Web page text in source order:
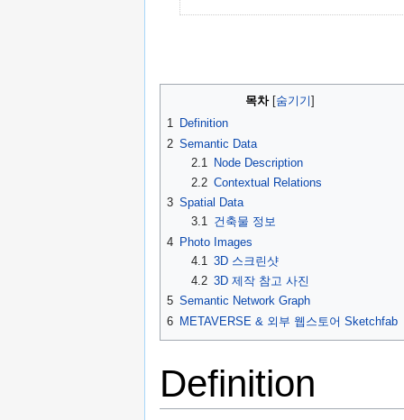
목차[ 숨기기
1 Definition
2 Semantic Data
2.1
Node Description
2.2 Contextual Relations
3 Spatial Data
3.1 건축물 정보
4 Photo Images
4.1
3D 스크린샷
4.2 3D 제작 참고 사진
5 Semantic Network Graph
6 METAVERSE & 외부 웹스토어 Sketchfab
Definition